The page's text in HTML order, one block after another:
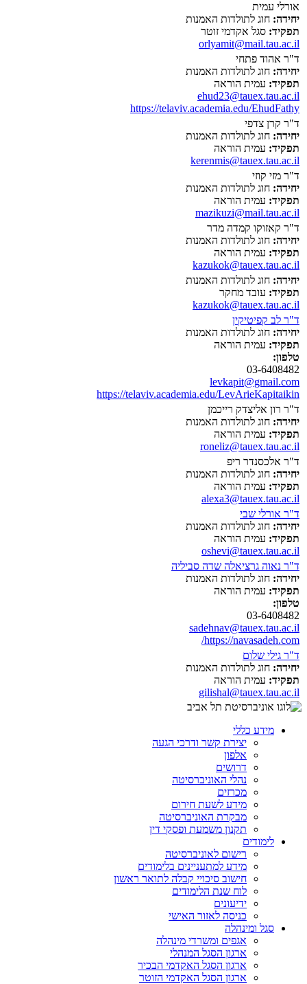
אורלי עמית
יחידה: חוג לתולדות האמנות
תפקיד: סגל אקדמי זוטר
orlyamit@mail.tau.ac.il
ד"ר אהוד פתחי
יחידה: חוג לתולדות האמנות
תפקיד: עמית הוראה
ehud23@tauex.tau.ac.il
https://telaviv.academia.edu/EhudFathy
ד"ר קרן צדפי
יחידה: חוג לתולדות האמנות
תפקיד: עמית הוראה
kerenmis@tauex.tau.ac.il
ד"ר מזי קוזי
יחידה: חוג לתולדות האמנות
תפקיד: עמית הוראה
mazikuzi@mail.tau.ac.il
ד"ר קאזוקו קמדה מדר
יחידה: חוג לתולדות האמנות
תפקיד: עמית הוראה
kazukok@tauex.tau.ac.il
יחידה: חוג לתולדות האמנות
תפקיד: עובד מחקר
kazukok@tauex.tau.ac.il
ד"ר לב קפיטיקין
יחידה: חוג לתולדות האמנות
תפקיד: עמית הוראה
טלפון:
03-6408482
levkapit@gmail.com
https://telaviv.academia.edu/LevArieKapitaikin
ד"ר רון אליצדק רייכמן
יחידה: חוג לתולדות האמנות
תפקיד: עמית הוראה
roneliz@tauex.tau.ac.il
ד"ר אלכסנדר ריפ
יחידה: חוג לתולדות האמנות
תפקיד: עמית הוראה
alexa3@tauex.tau.ac.il
ד"ר אורלי שבי
יחידה: חוג לתולדות האמנות
תפקיד: עמית הוראה
oshevi@tauex.tau.ac.il
ד"ר נאוה גרציאלה שדה סביליה
יחידה: חוג לתולדות האמנות
תפקיד: עמית הוראה
טלפון:
03-6408482
sadehnav@tauex.tau.ac.il
https://navasadeh.com/
ד"ר גילי שלום
יחידה: חוג לתולדות האמנות
תפקיד: עמית הוראה
gilishal@tauex.tau.ac.il
מידע כללי
יצירת קשר ודרכי הגעה
אלפון
דרושים
נהלי האוניברסיטה
מכרזים
מידע לשעת חירום
מבקרת האוניברסיטה
תקנון משמעת ופסקי דין
לימודים
רישום לאוניברסיטה
מידע למתעניינים בלימודים
חישוב סיכויי קבלה לתואר ראשון
לוח שנת הלימודים
ידיעונים
כניסה לאזור האישי
סגל ומינהלה
אגפים ומשרדי מינהלה
ארגון הסגל המנהלי
ארגון הסגל האקדמי הבכיר
ארגון הסגל האקדמי הזוטר